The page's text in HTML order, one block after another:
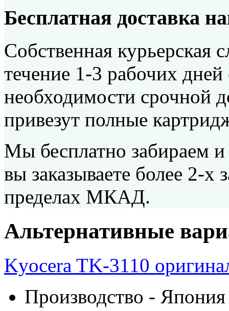
Бесплатная доставка
Собственная курьерская
течение 1-3 рабочих
необходимости срочной
привезут полные
Мы бесплатно забираем
вы заказываете более 2-х
пределах МКАД.
Альтернативные
Kyocera TK-3110
Производство - Япония